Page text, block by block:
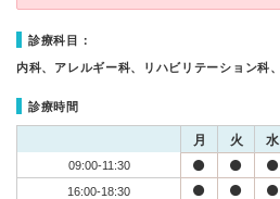
診療科目：
内科、アレルギー科、リハビリテーション科
診療時間
月 火 水
09:00-11:30
16:00-18:30